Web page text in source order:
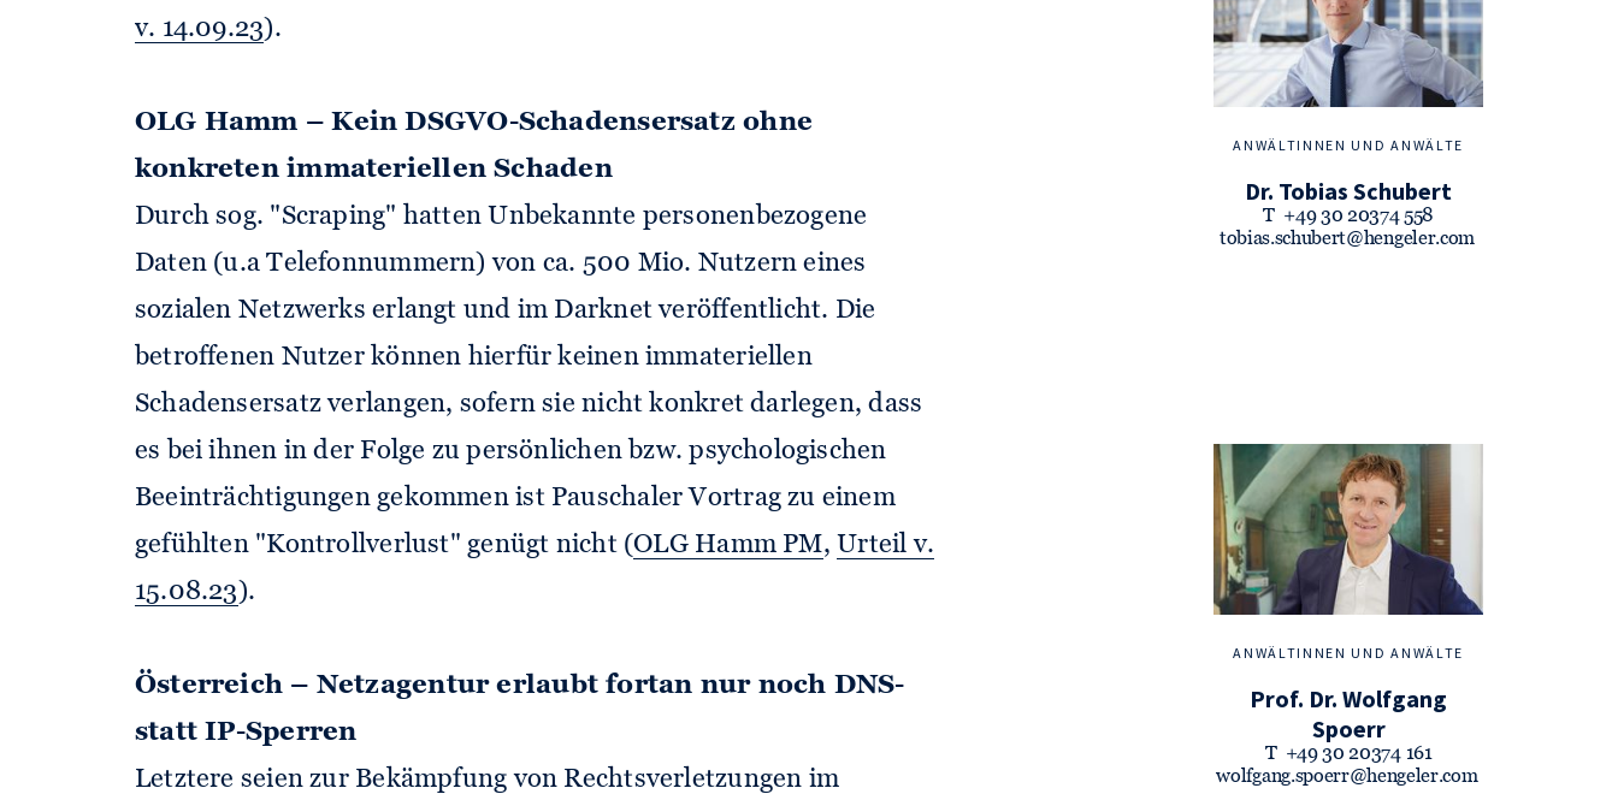
ANWÄLTINNEN UND ANWÄLTE
Dr. Tobias Schubert
T +49 30 20374 558
tobias.schubert@hengeler.com
ANWÄLTINNEN UND ANWÄLTE
Prof. Dr. Wolfgang
Spoerr
T +49 30 20374 161
wolfgang.spoerr@hengeler.com
v. 14.09.23).
OLG Hamm – Kein DSGVO-Schadensersatz ohne
konkreten immateriellen Schaden
Durch sog. "Scraping" hatten Unbekannte personenbezogene
Daten (u.a Telefonnummern) von ca. 500 Mio. Nutzern eines
sozialen Netzwerks erlangt und im Darknet veröffentlicht. Die
betroffenen Nutzer können hierfür keinen immateriellen
Schadensersatz verlangen, sofern sie nicht konkret darlegen, dass
es bei ihnen in der Folge zu persönlichen bzw. psychologischen
Beeinträchtigungen gekommen ist Pauschaler Vortrag zu einem
gefühlten "Kontrollverlust" genügt nicht (OLG Hamm PM, Urteil v.
15.08.23 ).
Österreich – Netzagentur erlaubt fortan nur noch DNS-
statt IP-Sperren
Letztere seien zur Bekämpfung von Rechtsverletzungen im